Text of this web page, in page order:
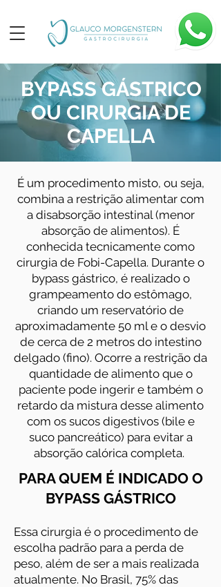
BYPASS GÁSTRICO
OU CIRURGIA DE
CAPELLA
É um procedimento misto, ou seja,
combina a restrição alimentar com
a disabsorção intestinal (menor
absorção de alimentos). É
conhecida tecnicamente como
cirurgia de Fobi-Capella. Durante o
bypass gástrico, é realizado o
grampeamento do estômago,
criando um reservatório de
aproximadamente 50 ml e o desvio
de cerca de 2 metros do intestino
delgado (fino). Ocorre a restrição da
quantidade de alimento que o
paciente pode ingerir e também o
retardo da mistura desse alimento
com os sucos digestivos (bile e
suco pancreático) para evitar a
absorção calórica completa.
PARA QUEM É INDICADO O
BYPASS GÁSTRICO
Essa cirurgia é o procedimento de
escolha padrão para a perda de
peso, além de ser a mais realizada
atualmente. No Brasil, 75% das